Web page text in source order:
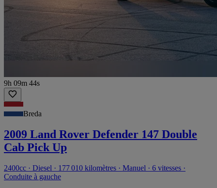
9h 09m 44s
Breda
2009 Land Rover Defender 147 Double
Cab Pick Up
2400cc · Diesel · 177 010 kilomètres · Manuel · 6 vitesses ·
Conduite à gauche